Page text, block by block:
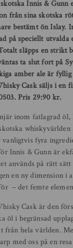
Innis & Gunn
från sina skotska
bestämt ön Islay.
på speciellt utvalda
släpps en strikt
ta slut fort på
amber ale är
Cask säljs i en
Pris 29:90 kr.
inom fatlagrad öl,
fyra
Innis & Gunn är
används på rätt
en ny dimension i
– det femte
Cask är den
öl i begränsad
från hela världen.
med oss på en